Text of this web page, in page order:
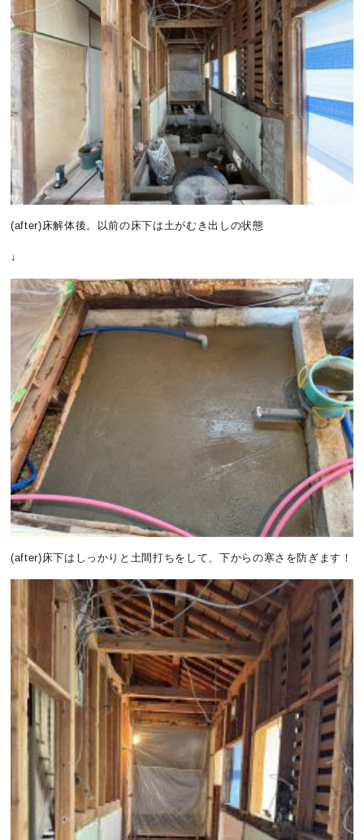
(after)床解体後。以前の床下は土がむき出しの状態
↓
(after)床下はしっかりと土間打ちをして、下からの寒さを防ぎます！